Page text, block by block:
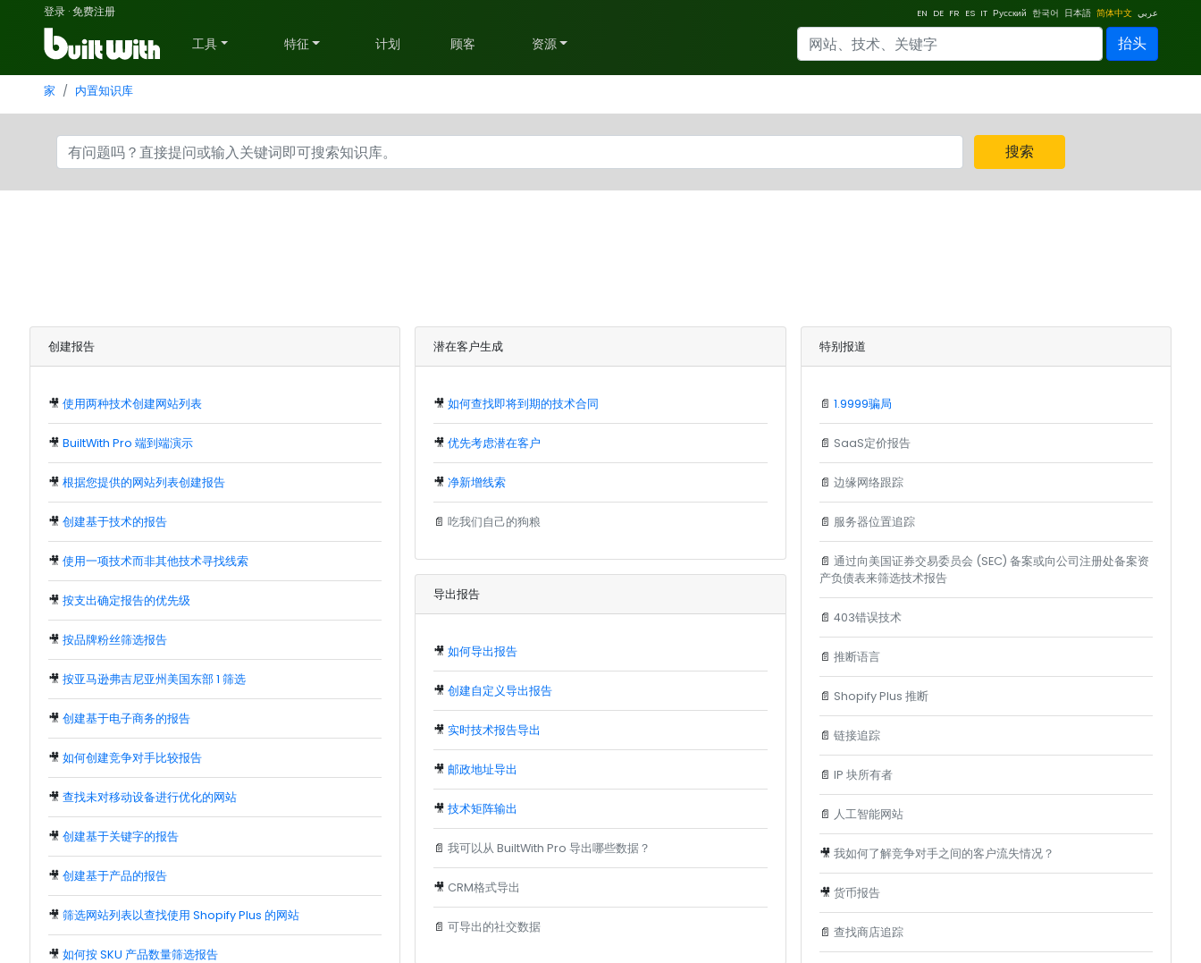
登录 ·免费注册 EN DE FR ES IT Русский 한국어 日本語 简体中文 عربي
工具 特征 计划 顾客 资源 抬头
家 内置知识库
搜索
创建报告
🎥 使用两种技术创建网站列表
🎥 BuiltWith Pro 端到端演示
🎥 根据您提供的网站列表创建报告
🎥 创建基于技术的报告
🎥 使用一项技术而非其他技术寻找线索
🎥 按支出确定报告的优先级
🎥 按品牌粉丝筛选报告
🎥 按亚马逊弗吉尼亚州美国东部 1 筛选
🎥 创建基于电子商务的报告
🎥 如何创建竞争对手比较报告
🎥 查找未对移动设备进行优化的网站
🎥 创建基于关键字的报告
🎥 创建基于产品的报告
🎥 筛选网站列表以查找使用 Shopify Plus 的网站
🎥 如何按 SKU 产品数量筛选报告
潜在客户生成
🎥如何查找即将到期的技术合同
🎥优先考虑潜在客户
🎥净新增线索
📄吃我们自己的狗粮
导出报告
🎥如何导出报告
🎥创建自定义导出报告
🎥实时技术报告导出
🎥邮政地址导出
🎥技术矩阵输出
📄我可以从 BuiltWith Pro 导出哪些数据？
🎥 CRM格式导出
📄可导出的社交数据
特别报道
📄 1.9999骗局
📄 SaaS定价报告
📄 边缘网络跟踪
📄 服务器位置追踪
📄 通过向美国证券交易委员会 (SEC) 备案或向公司注册处备案资
产负债表来筛选技术报告
📄 403错误技术
📄 推断语言
📄 Shopify Plus 推断
📄 链接追踪
📄 IP 块所有者
📄 人工智能网站
🎥 我如何了解竞争对手之间的客户流失情况？
🎥 货币报告
📄 查找商店追踪